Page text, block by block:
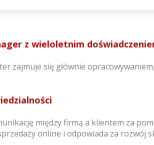
z wieloletnim
zajmuje się głównie
między firmą a klientem za
online i odpowiada za rozwój